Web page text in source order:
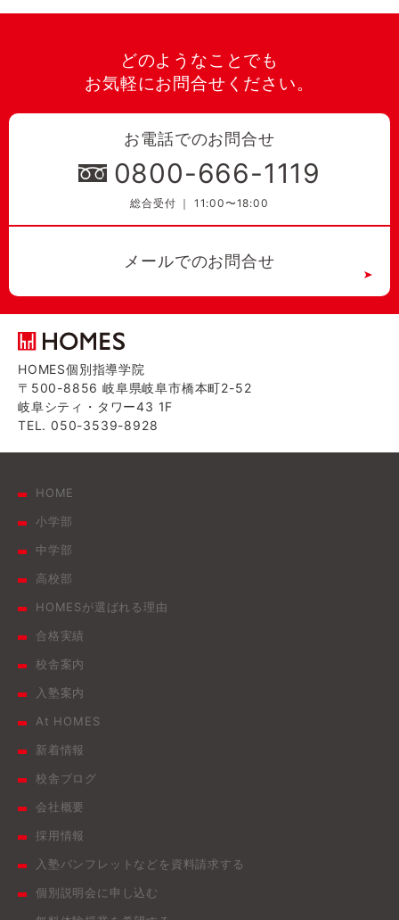
どのようなことでも
お気軽にお問合せください。
お電話でのお問合せ
0800-666-1119
総合受付 ｜ 11:00〜18:00
メールでのお問合せ
HOMES個別指導学院
〒500-8856 岐阜県岐阜市橋本町2-52
岐阜シティ・タワー43 1F
TEL. 050-3539-8928
HOME
小学部
中学部
高校部
HOMESが選ばれる理由
合格実績
校舎案内
入塾案内
At HOMES
新着情報
校舎ブログ
会社概要
採用情報
入塾パンフレットなどを資料請求する
個別説明会に申し込む